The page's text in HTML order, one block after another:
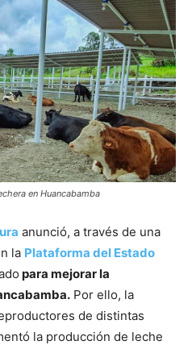
en Huancabamba
anunció, a través de una
la Plataforma del Estado
para mejorar la
Por ello, la
de distintas
la producción de leche